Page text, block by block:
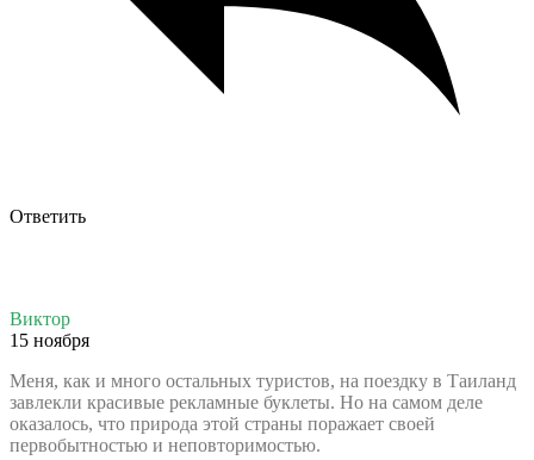
Ответить
Виктор
15 ноября
Меня, как и много остальных туристов, на поездку в Таиланд
завлекли красивые рекламные буклеты. Но на самом деле
оказалось, что природа этой страны поражает своей
первобытностью и неповторимостью.